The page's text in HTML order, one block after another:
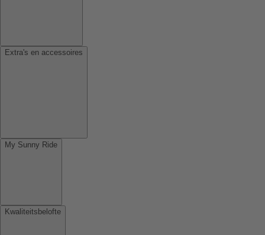
Extra's en accessoires
My Sunny Ride
Kwaliteitsbelofte